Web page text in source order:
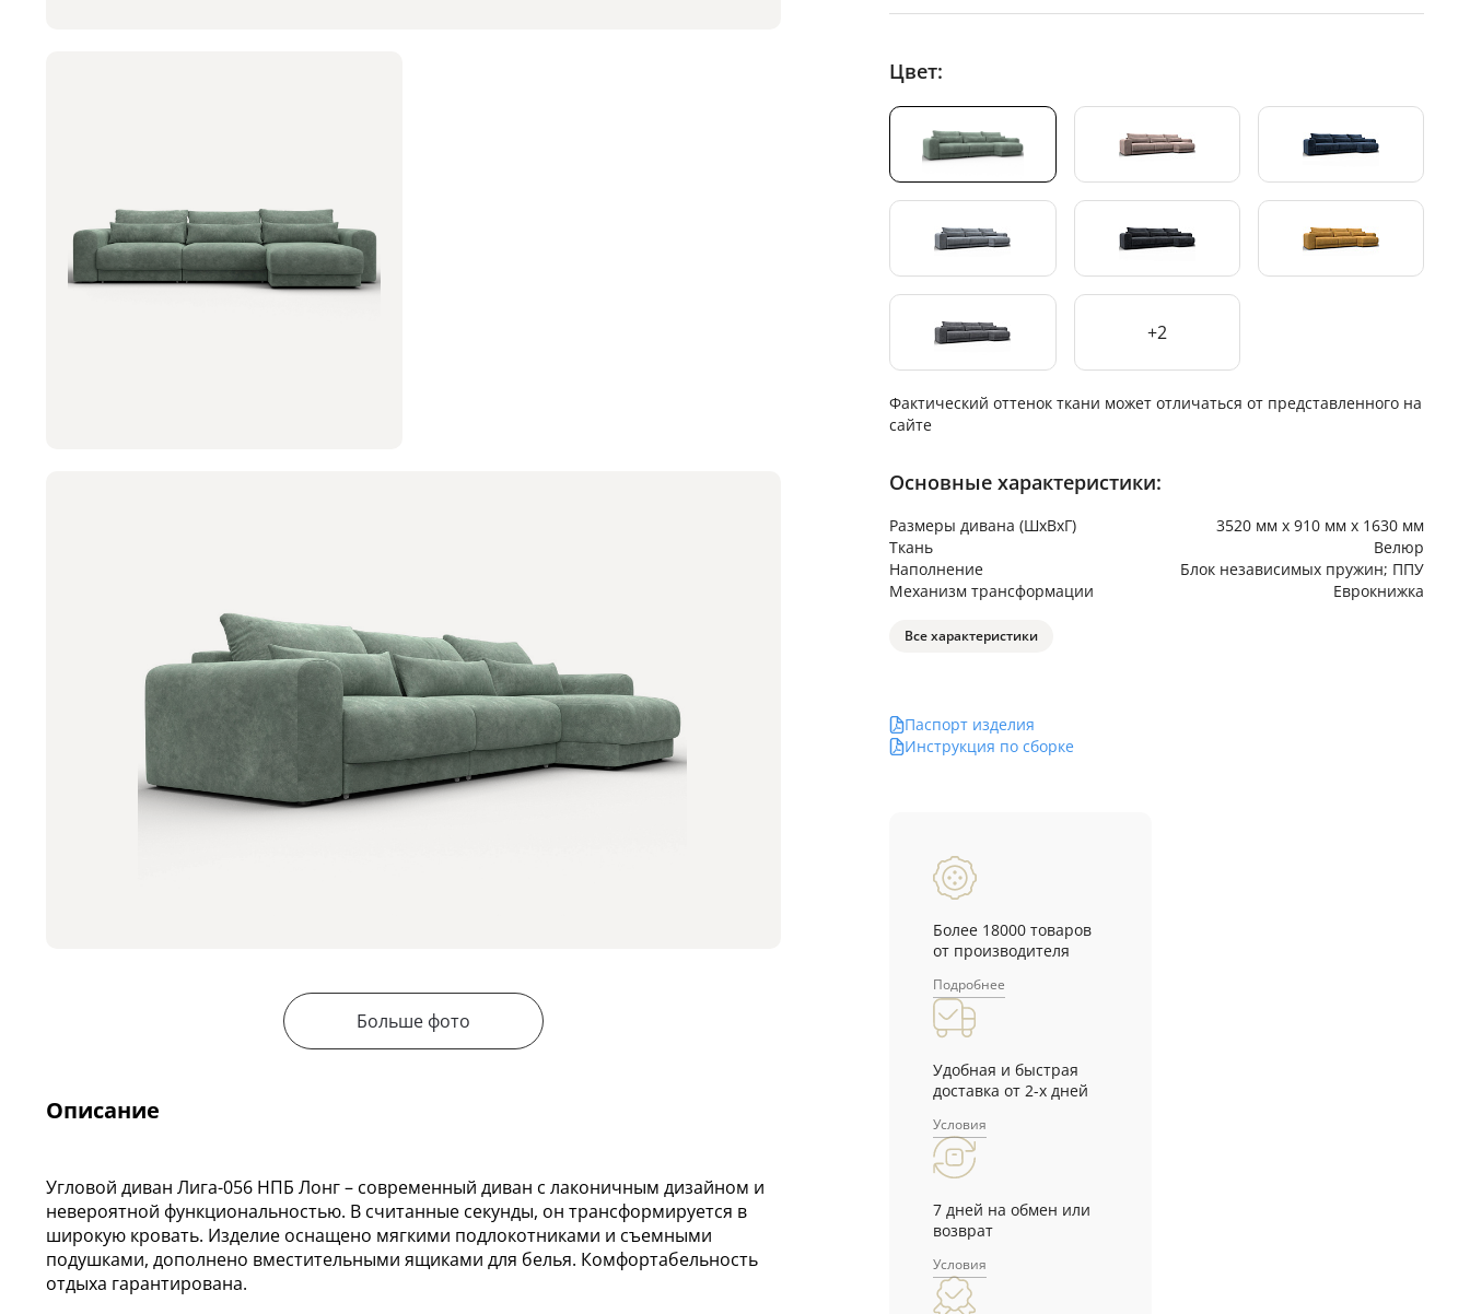
Больше фото
Описание
Угловой диван Лига-056 НПБ Лонг – современный диван с лаконичным дизайном и
невероятной функциональностью. В считанные секунды, он трансформируется в
широкую кровать. Изделие оснащено мягкими подлокотниками и съемными
подушками, дополнено вместительными ящиками для белья. Комфортабельность
отдыха гарантирована.
Цвет:
+2
Фактический оттенок ткани может отличаться от представленного на
сайте
Основные характеристики:
Размеры дивана (ШхВхГ)
3520 мм х 910 мм х 1630 мм
Ткань
Велюр
Наполнение
Блок независимых пружин; ППУ
Механизм трансформации
Еврокнижка
Все характеристики
Паспорт изделия
Инструкция по сборке
Более 18000 товаров
от производителя
Подробнее
Удобная и быстрая
доставка от 2-х дней
Условия
7 дней на обмен или
возврат
Условия